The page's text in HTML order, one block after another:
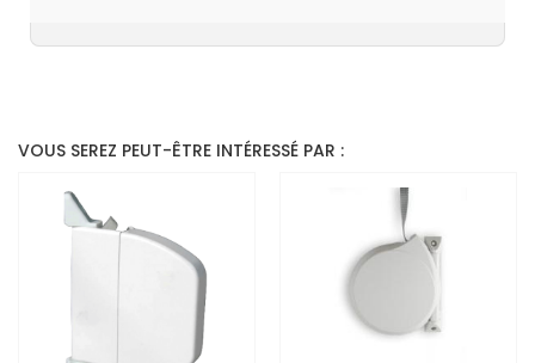
VOUS SEREZ PEUT-ÊTRE INTÉRESSÉ PAR :